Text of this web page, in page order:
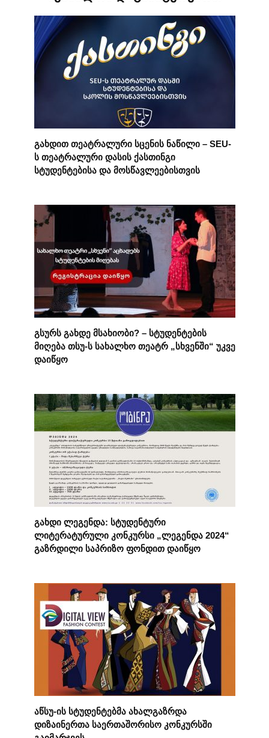
გახდით თეატრალური სცენის ნაწილი – SEU-
ს თეატრალური დასის ქასთინგი
სტუდენტებისა და მოსწავლეებისთვის
გსურს გახდე მსახიობი? – სტუდენტების
მიღება თსუ-ს სახალხო თეატრ „სხვენში“ უკვე
დაიწყო
გახდი ლეგენდა: სტუდენტური
ლიტერატურული კონკურსი „ლეგენდა 2024“
გაზრდილი საპრიზო ფონდით დაიწყო
აწსუ-ის სტუდენტებმა ახალგაზრდა
დიზაინერთა საერთაშორისო კონკურსში